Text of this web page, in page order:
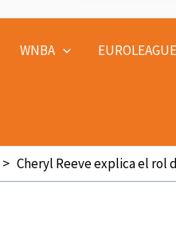
WNBA EUROLEAGUE
Cheryl Reeve explica el rol